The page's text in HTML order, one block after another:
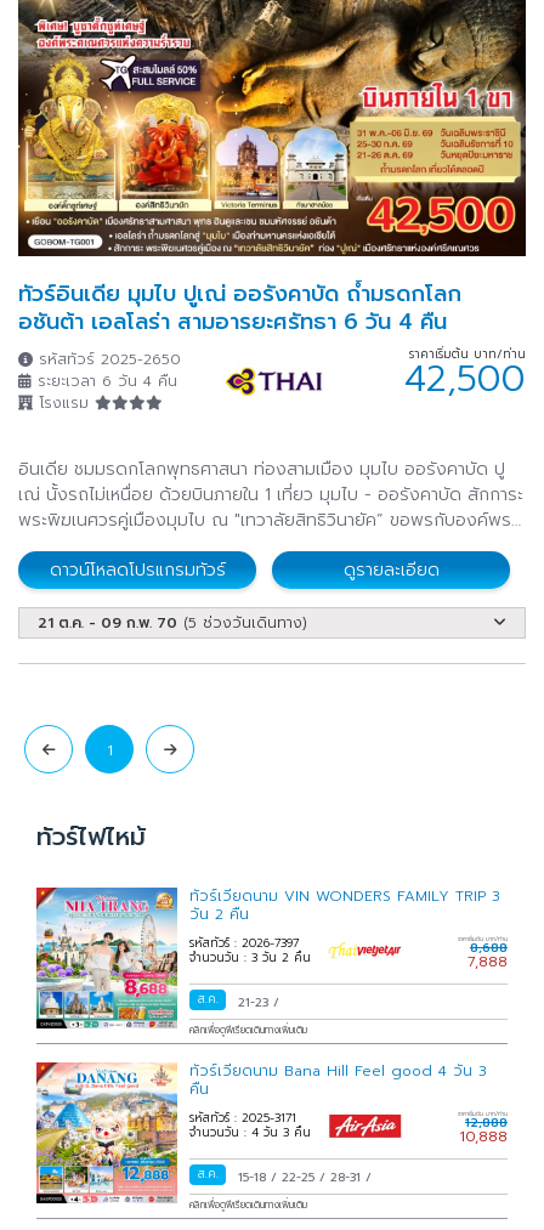
ทัวร์อินเดีย มุมไบ ปูเณ่ ออรังคาบัด ถ้ำมรดกโลก
อชันต้า เอลโลร่า สามอารยะศรัทธา 6 วัน 4 คืน
รหัสทัวร์ 2025-2650
ระยะเวลา 6 วัน 4 คืน
โรงแรม
ราคาเริ่มต้น บาท/ท่าน
42,500
อินเดีย ชมมรดกโลกพุทธศาสนา ท่องสามเมือง มุมไบ ออรังคาบัด ปู
เณ่ นั้งรถไม่เหนื่อย ด้วยบินภายใน 1 เที่ยว มุมไบ - ออรังคาบัด สักการะ
พระพิฆเนศวรคู่เมืองมุมไบ ณ "เทวาลัยสิทธิวินายัค” ขอพรกับองค์พระ
แม่ลักษมี พระแม่อุมา และพระแม่สุรัสวตี แห่งความอุดมทรัพย์ ปูเณ่
เมืองศรัทธาแห่งองค์ศรีคเณศวร กราบองค์ดั๊กชูท์เศษฐ์ ฮาลไว คณปติ
(DAGDUSHETH GANAPATI) องค์พระคเณศวรที่ร่ำรวยที่สุด ชมมรดก
โลกทางพุทธศิลป์
ดาวน์โหลดโปรแกรมทัวร์ ดูรายละเอียด
21 ต.ค. - 09 ก.พ. 70 (5 ช่วงวันเดินทาง)
1
ทัวร์ไฟไหม้
ทัวร์เวียดนาม VIN WONDERS FAMILY TRIP 3
วัน 2 คืน
รหัสทัวร์ : 2026-7397
จำนวนวัน : 3 วัน 2 คืน
ราคาเริ่มต้น บาท/ท่าน
8,688
7,888
ส.ค. 21-23/
คลิกเพื่อดูพีเรียดเดินทางเพิ่มเติม
ทัวร์เวียดนาม Bana Hill Feel good 4 วัน 3
คืน
รหัสทัวร์ : 2025-3171
จำนวนวัน : 4 วัน 3 คืน
ราคาเริ่มต้น บาท/ท่าน
12,888
10,888
ส.ค. 15-18/22-25/28-31/
คลิกเพื่อดูพีเรียดเดินทางเพิ่มเติม